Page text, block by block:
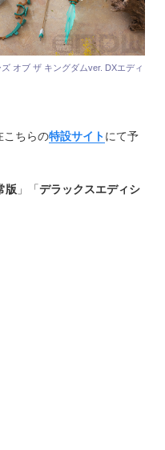
オブ ザ キングダムver. DXエディ
こちらの特設サイトにて予
版 」「デラックスエディシ